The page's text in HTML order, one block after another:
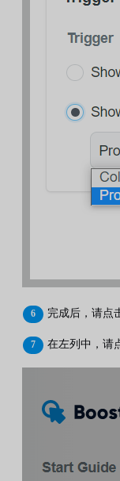
完成后，请点
在左列中，请